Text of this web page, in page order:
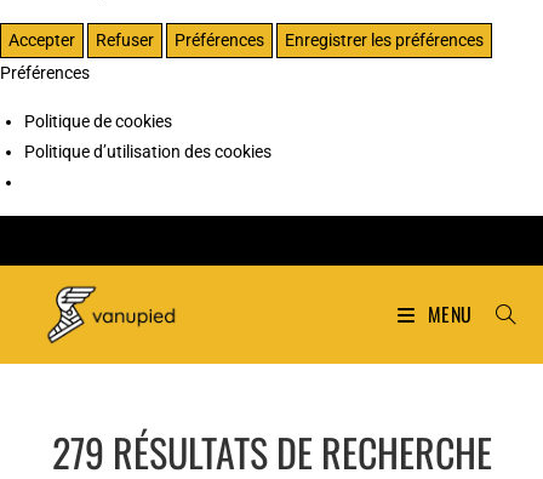
Accepter Refuser Préférences
Enregistrer les préférences
Préférences
Politique de cookies
Politique d’utilisation des cookies
MENU
279 RÉSULTATS DE RECHERCHE